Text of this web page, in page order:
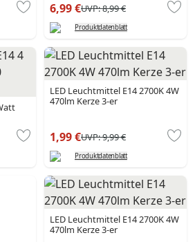
6,99 €UVP:8,99 €
Produktdatenblatt
LED Leuchtmittel E14 2700K 4W
470lm Kerze 3-er
1,99 €UVP:9,99 €
Produktdatenblatt
LED Leuchtmittel E14 2700K 4W
470lm Kerze 3-er